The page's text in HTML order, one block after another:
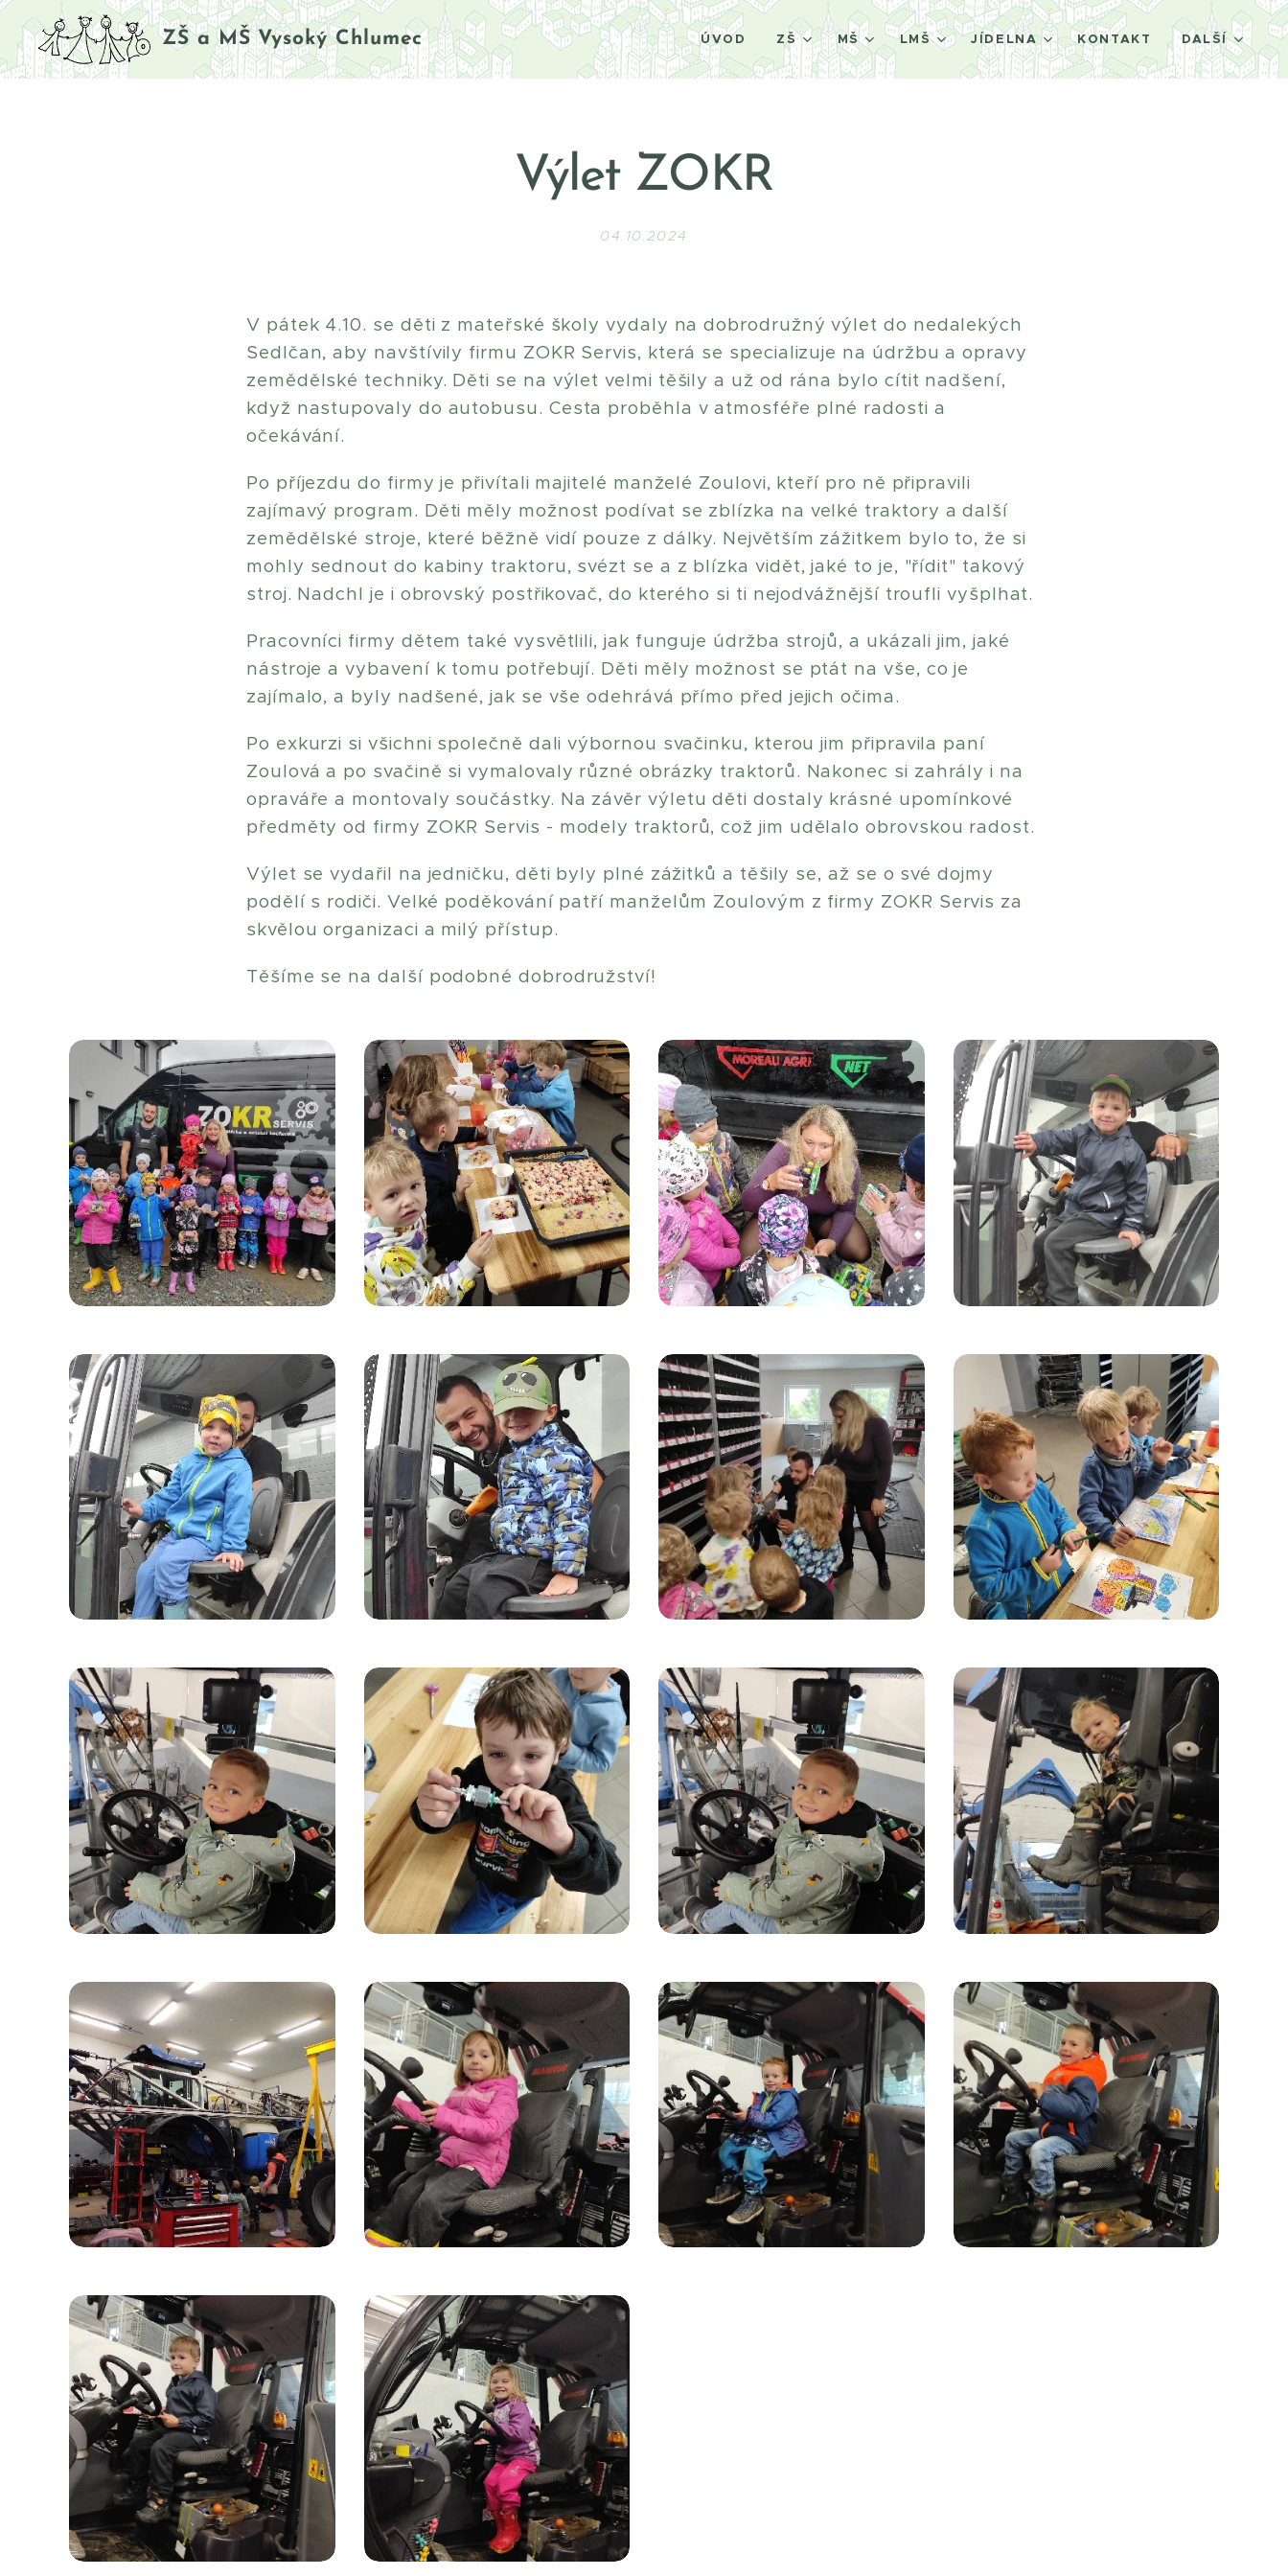
ZŠ a MŠ Vysoký Chlumec ÚVOD ZŠ MŠ LMŠ JÍDELNA KONTAKT DALŠÍ
Výlet ZOKR
04.10.2024
V pátek 4.10. se děti z mateřské školy vydaly na dobrodružný výlet do nedalekých
Sedlčan, aby navštívily firmu ZOKR Servis, která se specializuje na údržbu a opravy
zemědělské techniky. Děti se na výlet velmi těšily a už od rána bylo cítit nadšení,
když nastupovaly do autobusu. Cesta proběhla v atmosféře plné radosti a
očekávání.
Po příjezdu do firmy je přivítali majitelé manželé Zoulovi, kteří pro ně připravili
zajímavý program. Děti měly možnost podívat se zblízka na velké traktory a další
zemědělské stroje, které běžně vidí pouze z dálky. Největším zážitkem bylo to, že si
mohly sednout do kabiny traktoru, svézt se a z blízka vidět, jaké to je, "řídit" takový
stroj. Nadchl je i obrovský postřikovač, do kterého si ti nejodvážnější troufli vyšplhat.
Pracovníci firmy dětem také vysvětlili, jak funguje údržba strojů, a ukázali jim, jaké
nástroje a vybavení k tomu potřebují. Děti měly možnost se ptát na vše, co je
zajímalo, a byly nadšené, jak se vše odehrává přímo před jejich očima.
Po exkurzi si všichni společně dali výbornou svačinku, kterou jim připravila paní
Zoulová a po svačině si vymalovaly různé obrázky traktorů. Nakonec si zahrály i na
opraváře a montovaly součástky. Na závěr výletu děti dostaly krásné upomínkové
předměty od firmy ZOKR Servis - modely traktorů, což jim udělalo obrovskou radost.
Výlet se vydařil na jedničku, děti byly plné zážitků a těšily se, až se o své dojmy
podělí s rodiči. Velké poděkování patří manželům Zoulovým z firmy ZOKR Servis za
skvělou organizaci a milý přístup.
Těšíme se na další podobné dobrodružství!